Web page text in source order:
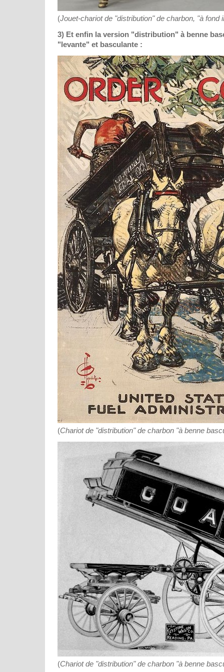
(Jouet-chariot de "distribution" de charbon, "à fond
3) Et enfin la version "distribution" à benne
"levante" et basculante :
(Chariot de "distribution" de charbon "à benne
(Chariot de "distribution" de charbon "à benne